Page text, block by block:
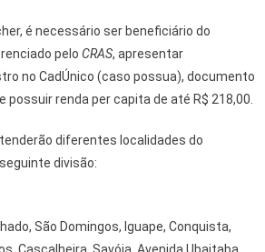
é necessário ser beneficiário do
pelo CRAS, apresentar
no CadÚnico (caso possua), documento
possuir renda per capita de até R$ 218,00.
diferentes localidades do
divisão:
São Domingos, Iguape, Conquista,
Cascalheira, Savóia, Avenida Ubaitaba,